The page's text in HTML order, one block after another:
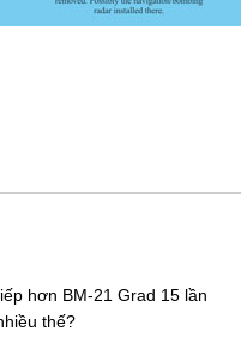
hơn BM-21 Grad 15 lần
thế?